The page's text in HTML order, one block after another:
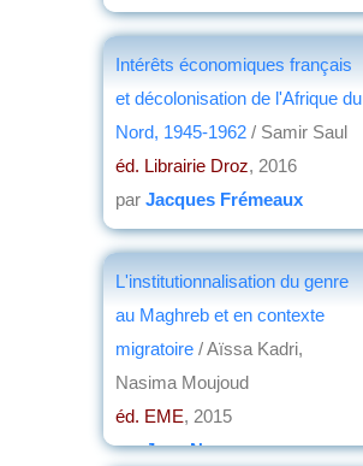
Intérêts économiques français
et décolonisation de l'Afrique du
Nord, 1945-1962 / Samir Saul
éd. Librairie Droz, 2016
par Jacques Frémeaux
L'institutionnalisation du genre
au Maghreb et en contexte
migratoire / Aïssa Kadri,
Nasima Moujoud
éd. EME, 2015
parJean Nemo